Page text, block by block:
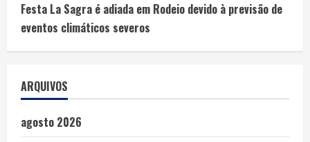
Festa La Sagra é adiada em Rodeio devido à previsão de
eventos climáticos severos
ARQUIVOS
agosto 2026